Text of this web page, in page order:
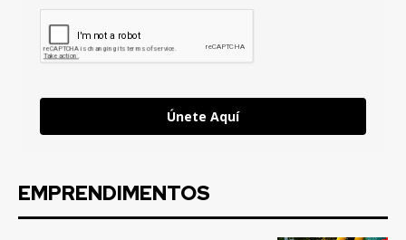
Únete Aquí
EMPRENDIMENTOS